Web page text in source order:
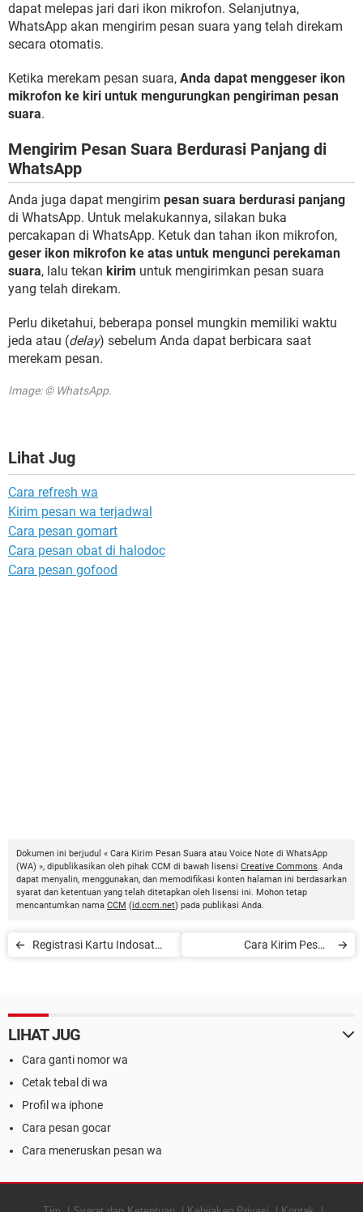
dapat melepas jari dari ikon mikrofon. Selanjutnya,
WhatsApp akan mengirim pesan suara yang telah direkam
secara otomatis.
Ketika merekam pesan suara, Anda dapat menggeser ikon
mikrofon ke kiri untuk mengurungkan pengiriman pesan
suara.
Mengirim Pesan Suara Berdurasi Panjang di
WhatsApp
Anda juga dapat mengirim pesan suara berdurasi panjang
di WhatsApp. Untuk melakukannya, silakan buka
percakapan di WhatsApp. Ketuk dan tahan ikon mikrofon,
geser ikon mikrofon ke atas untuk mengunci perekaman
suara, lalu tekan kirim untuk mengirimkan pesan suara
yang telah direkam.
Perlu diketahui, beberapa ponsel mungkin memiliki waktu
jeda atau (delay) sebelum Anda dapat berbicara saat
merekam pesan.
Image: © WhatsApp.
Lihat Jug
Cara refresh wa
Kirim pesan wa terjadwal
Cara pesan gomart
Cara pesan obat di halodoc
Cara pesan gofood
Dokumen ini berjudul « Cara Kirim Pesan Suara atau Voice Note di WhatsApp
(WA) », dipublikasikan oleh pihak CCM di bawah lisensi Creative Commons. Anda
dapat menyalin, menggunakan, dan memodifikasi konten halaman ini berdasarkan
syarat dan ketentuan yang telah ditetapkan oleh lisensi ini. Mohon tetap
mencantumkan nama CCM (id.ccm.net) pada publikasi Anda.
Registrasi Kartu Indosat
Cara Kirim Pesan
LIHAT JUG
Cara ganti nomor wa
Cetak tebal di wa
Profil wa iphone
Cara pesan gocar
Cara meneruskan pesan wa